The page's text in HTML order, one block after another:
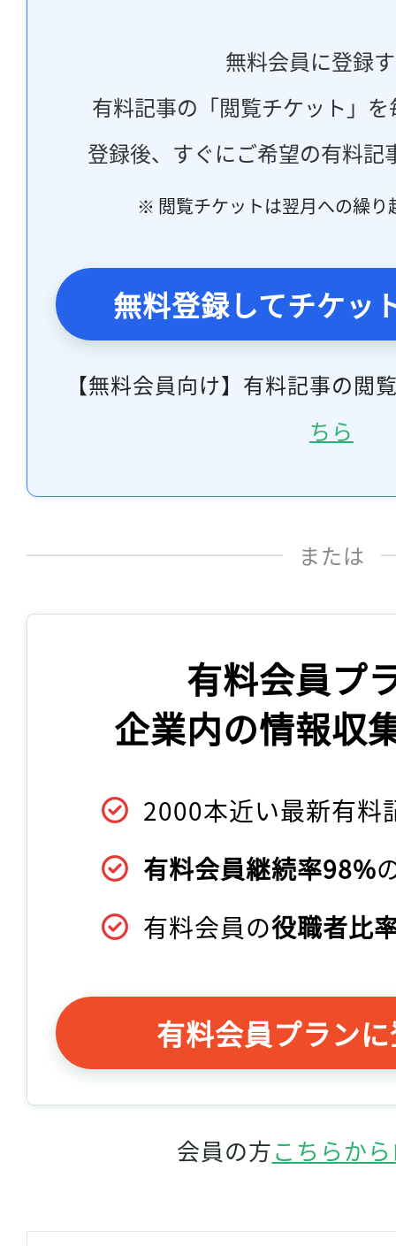
無料会員に登録
有料記事の「閲覧チケット」
登録後、すぐにご希望の有料記
※ 閲覧チケットは翌月への繰り
無料登録してチケッ
【無料会員向け】有料記事の閲
ちら
または
有料会員プ
企業内の情報収
2000本近い最新有料
有料会員継続率98%
有料会員の役職者比
有料会員プラン
会員の方こちらか